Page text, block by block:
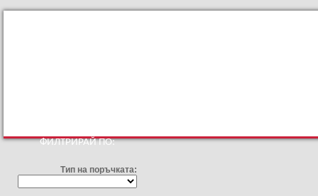
ФИЛТРИРАЙ ПО:
Тип на поръчката: